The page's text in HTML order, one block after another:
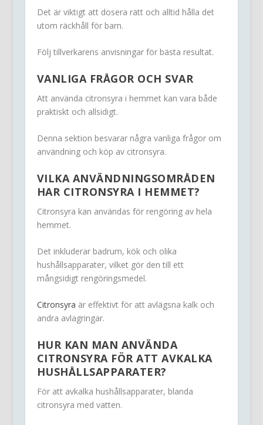
Det är viktigt att dosera rätt och alltid hålla det
utom räckhåll för barn.
Följ tillverkarens anvisningar för bästa resultat.
VANLIGA FRÅGOR OCH SVAR
Att använda citronsyra i hemmet kan vara både
praktiskt och allsidigt.
Denna sektion besvarar några vanliga frågor om
användning och köp av citronsyra.
VILKA ANVÄNDNINGSOMRÅDEN
HAR CITRONSYRA I HEMMET?
Citronsyra kan användas för rengöring av hela
hemmet.
Det inkluderar badrum, kök och olika
hushållsapparater, vilket gör den till ett
mångsidigt rengöringsmedel.
Citronsyra är effektivt för att avlägsna kalk och
andra avlagringar.
HUR KAN MAN ANVÄNDA
CITRONSYRA FÖR ATT AVKALKA
HUSHÅLLSAPPARATER?
För att avkalka hushållsapparater, blanda
citronsyra med vatten.